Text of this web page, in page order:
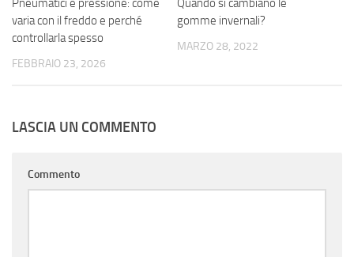
Pneumatici e pressione: come
varia con il freddo e perché
controllarla spesso
FEBBRAIO 23, 2026
Quando si cambiano le
gomme invernali?
MARZO 28, 2022
LASCIA UN COMMENTO
Commento